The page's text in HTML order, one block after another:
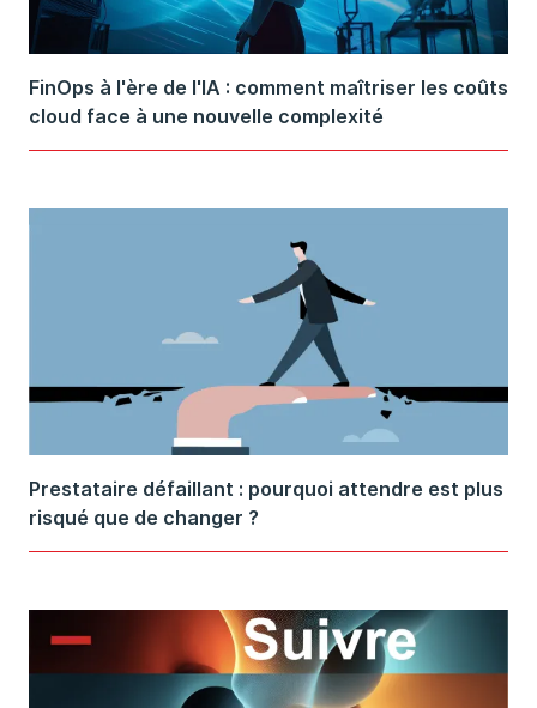
FinOps à l'ère de l'IA : comment maîtriser les coûts
cloud face à une nouvelle complexité
Prestataire défaillant : pourquoi attendre est plus
risqué que de changer ?